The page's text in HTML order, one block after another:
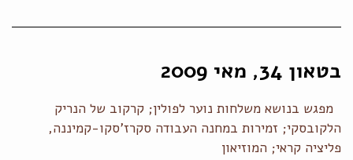
בטאון 34, מאי 2009
מפגש בנושא משלחות נוער לפולין; קרקוב של הנריק
הלקובסקי; זמירות במחנה העבודה סקרז'סקו-קמיננה,
פליציה קראי; המוזיאון